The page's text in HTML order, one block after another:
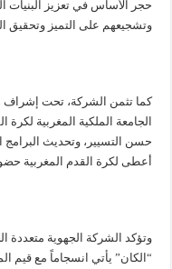
حجر الأساس في تعزيز البنيات
وتشجيعهم على التميز وتحقيق
كما تثمن الشركة، تحت إشراف
الجامعة الملكية المغربية
حسن التسيير، وتحديث البرامج
أعطى لكرة القدم المغربية
وتؤكد الشركة الجهوية متعددة
“الكان” يأتي انسجاماً مع قيم